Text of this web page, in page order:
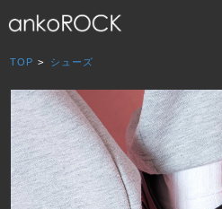
TOP > シューズ